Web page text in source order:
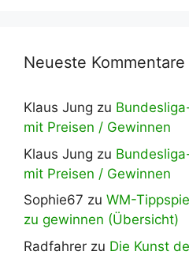
Neueste Kommentare
Klaus Jung zu
mit Preisen / Gewinnen
Klaus Jung zu
mit Preisen / Gewinnen
Sophie67 zu WM-
zu gewinnen (Übersicht)
Radfahrer zu Die Kunst